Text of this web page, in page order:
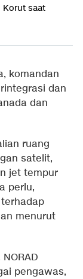
Korut saat
komandan
dan
dan
ruang
satelit,
jet tempur
perlu,
menurut
pengawas,